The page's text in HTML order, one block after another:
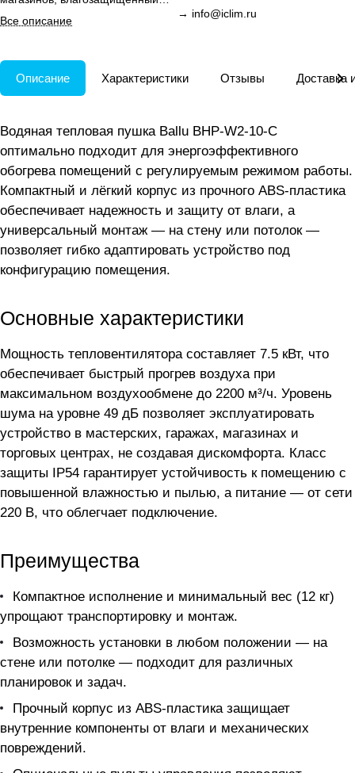
корпус, простой монтаж.
Все описание
→ info@iclim.ru
Описание Характеристики Отзывы Доставка
Водяная тепловая пушка Ballu BHP-W2-10-С
оптимально подходит для энергоэффективного
обогрева помещений с регулируемым режимом работы.
Компактный и лёгкий корпус из прочного ABS-пластика
обеспечивает надежность и защиту от влаги, а
универсальный монтаж — на стену или потолок —
позволяет гибко адаптировать устройство под
конфигурацию помещения.
Основные характеристики
Мощность тепловентилятора составляет 7.5 кВт, что
обеспечивает быстрый прогрев воздуха при
максимальном воздухообмене до 2200 м³/ч. Уровень
шума на уровне 49 дБ позволяет эксплуатировать
устройство в мастерских, гаражах, магазинах и
торговых центрах, не создавая дискомфорта. Класс
защиты IP54 гарантирует устойчивость к помещению с
повышенной влажностью и пылью, а питание — от сети
220 В, что облегчает подключение.
Преимущества
Компактное исполнение и минимальный вес (12 кг)
упрощают транспортировку и монтаж.
Возможность установки в любом положении — на
стене или потолке — подходит для различных
планировок и задач.
Прочный корпус из ABS-пластика защищает
внутренние компоненты от влаги и механических
повреждений.